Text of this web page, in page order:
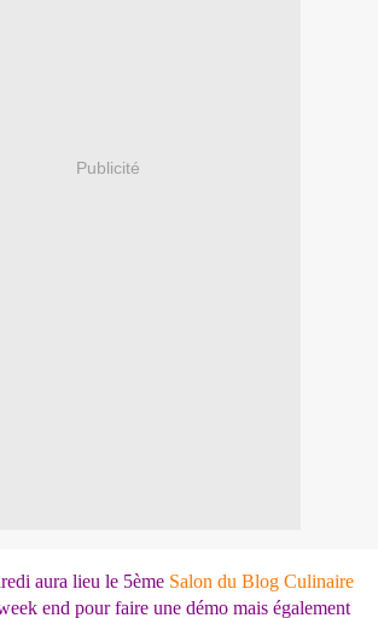
Publicité
aura lieu le 5ème Salon du Blog Culinaire
end pour faire une démo mais également